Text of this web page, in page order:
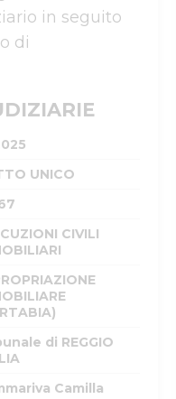
in seguito
di
UNICO
CIVILI
di REGGIO
Camilla